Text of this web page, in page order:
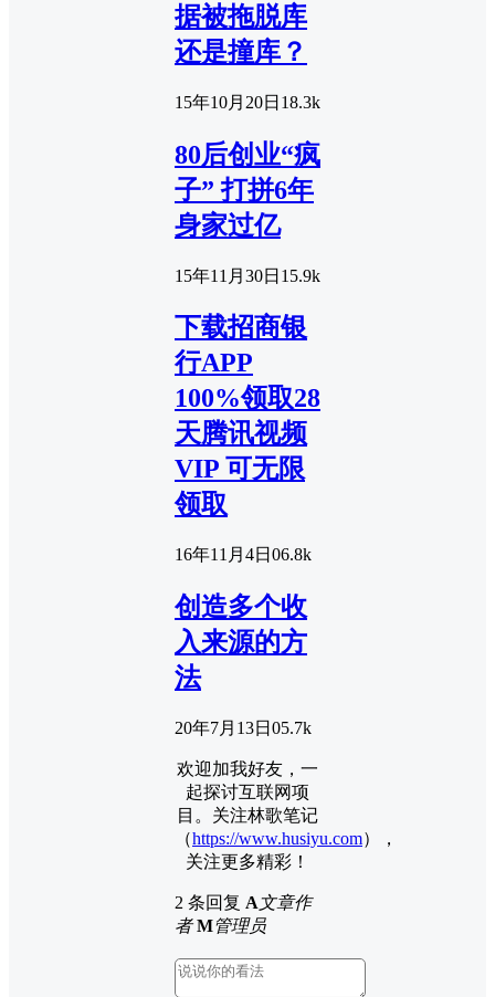
据被拖脱库
还是撞库？
15年10月20日 18.3k
80后创业“疯
子” 打拼6年
身家过亿
15年11月30日 1 5.9k
下载招商银
行APP
100%领取28
天腾讯视频
VIP 可无限
领取
16年11月4日 06.8k
创造多个收
入来源的方
法
20年7月13日 05.7k
欢迎加我好友，一
起探讨互联网项
目。关注林歌笔记
（https://www.husiyu.com），
关注更多精彩！
2 条回复 A文章作
者 M管理员